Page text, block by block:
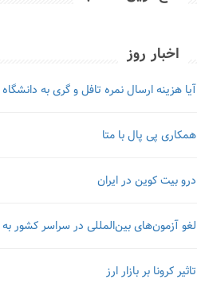
اخبار روز
آیا هزینه ارسال نمره تافل و گری به
همکاری پی پال با متا
درو بیت کوین در ایران
لغو آزمون‌‌های بین‌المللی در سراسر کشور
تاثیر کرونا بر بازار ارز